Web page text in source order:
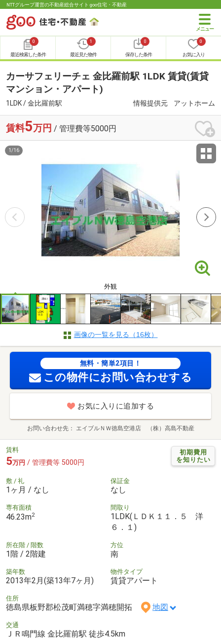
NTTグループ運営の不動産総合サイト goo住宅・不動産
0
最近検索した条件
1
最近見た物件
0
保存した条件
0
お気に入り
カーサフェリーチェ 金比羅前駅 1LDK 賃貸(賃貸
マンション・アパート)
1LDK / 金比羅前駅 情報提供元 アットホーム
賃料5万円 / 管理費等5000円
外観
1 /16
画像の一覧を見る（16枚）
無料・簡単2項目！
この物件にお問い合わせする
お気に入りに追加する
お問い合わせ先 エイブルＮＷ徳島空港店 （株）高島不動産
初期費用
を知りたい
賃料
5万円 / 管理費等 5000円
敷 / 礼
1ヶ月 / なし
保証金
なし
専有面積
46.23m2
間取り
1LDK(ＬＤＫ１１．５ 洋
６．１)
所在階 / 階数
1階 / 2階建
方位
南
築年数
2013年2月(築13年7ヶ月)
物件タイプ
賃貸アパート
住所
徳島県板野郡松茂町満穂字満穂開拓 地図
交通
ＪＲ鳴門線 金比羅前駅 徒歩4.5km